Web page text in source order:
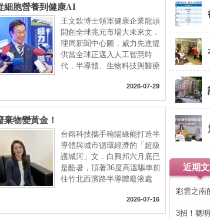
細胞營養到健康AI
王文欽博士領軍健康企業龍頭
開創全球兆元市場大未來文．
理周新聞中心圖．威力先進提
供當全球正邁入人工智慧時
代，半導體、生物科技與醫療
2026-07-29
棄物變黃金！
台鎔科技攜手翰陽綠能打造半
導體與城市循環經濟的「超級
護城河」文．白興邦六月底已
是酷暑，頂著36度高溫驅車前
往竹北西濱路半導體廢液處
2026-07-16
近期
彩雲之南
3招！聰